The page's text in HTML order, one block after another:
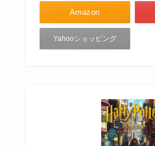
Amazon
Yahooショッピング